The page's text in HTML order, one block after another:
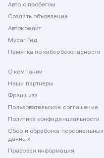
Авто с пробегом
Создать объявление
Автокредит
Mycar Гид
Памятка по кибербезопасности
О компании
Наши партнеры
Франшиза
Пользовательское соглашение
Политика конфиденциальности
Сбор и обработка персональных
данных
Правовая информация